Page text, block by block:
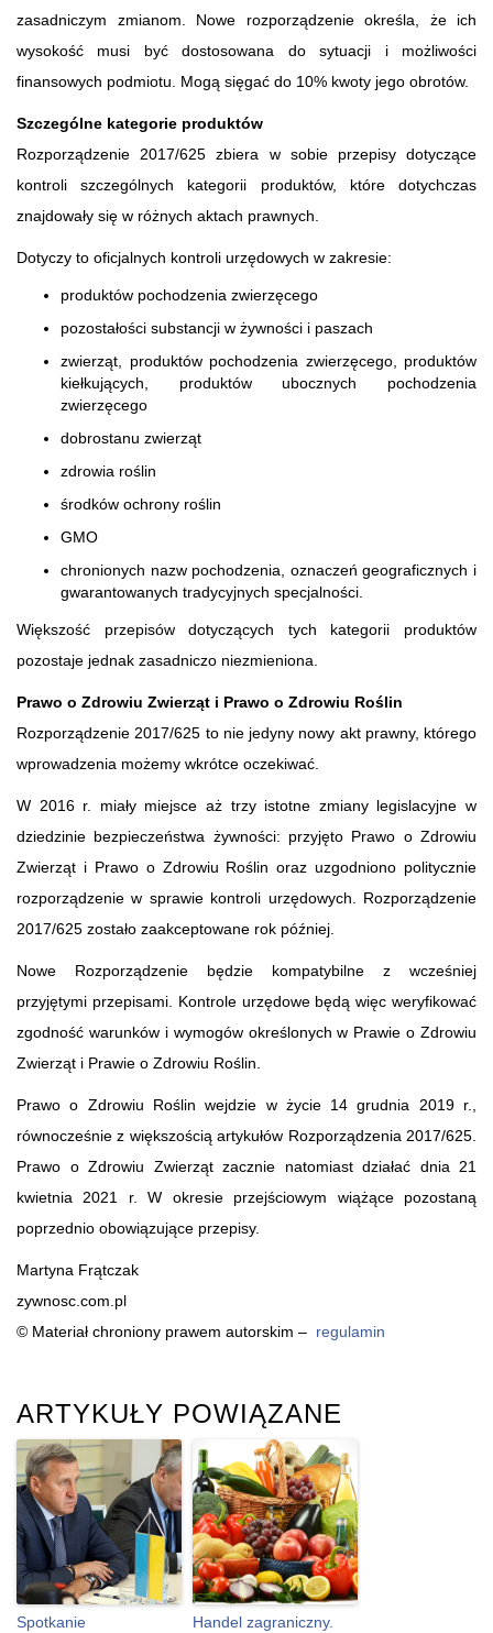
zasadniczym zmianom. Nowe rozporządzenie określa, że ich
wysokość musi być dostosowana do sytuacji i możliwości
finansowych podmiotu. Mogą sięgać do 10% kwoty jego obrotów.
Szczególne kategorie produktów
Rozporządzenie 2017/625 zbiera w sobie przepisy dotyczące
kontroli szczególnych kategorii produktów, które dotychczas
znajdowały się w różnych aktach prawnych.
Dotyczy to oficjalnych kontroli urzędowych w zakresie:
produktów pochodzenia zwierzęcego
pozostałości substancji w żywności i paszach
zwierząt, produktów pochodzenia zwierzęcego, produktów
kiełkujących, produktów ubocznych pochodzenia
zwierzęcego
dobrostanu zwierząt
zdrowia roślin
środków ochrony roślin
GMO
chronionych nazw pochodzenia, oznaczeń geograficznych i
gwarantowanych tradycyjnych specjalności.
Większość przepisów dotyczących tych kategorii produktów
pozostaje jednak zasadniczo niezmieniona.
Prawo o Zdrowiu Zwierząt i Prawo o Zdrowiu Roślin
Rozporządzenie 2017/625 to nie jedyny nowy akt prawny, którego
wprowadzenia możemy wkrótce oczekiwać.
W 2016 r. miały miejsce aż trzy istotne zmiany legislacyjne w
dziedzinie bezpieczeństwa żywności: przyjęto Prawo o Zdrowiu
Zwierząt i Prawo o Zdrowiu Roślin oraz uzgodniono politycznie
rozporządzenie w sprawie kontroli urzędowych. Rozporządzenie
2017/625 zostało zaakceptowane rok później.
Nowe Rozporządzenie będzie kompatybilne z wcześniej
przyjętymi przepisami. Kontrole urzędowe będą więc weryfikować
zgodność warunków i wymogów określonych w Prawie o Zdrowiu
Zwierząt i Prawie o Zdrowiu Roślin.
Prawo o Zdrowiu Roślin wejdzie w życie 14 grudnia 2019 r.,
równocześnie z większością artykułów Rozporządzenia 2017/625.
Prawo o Zdrowiu Zwierząt zacznie natomiast działać dnia 21
kwietnia 2021 r. W okresie przejściowym wiążące pozostaną
poprzednio obowiązujące przepisy.
Martyna Frątczak
zywnosc.com.pl
© Materiał chroniony prawem autorskim – regulamin
ARTYKUŁY POWIĄZANE
Spotkanie
Handel zagraniczny.